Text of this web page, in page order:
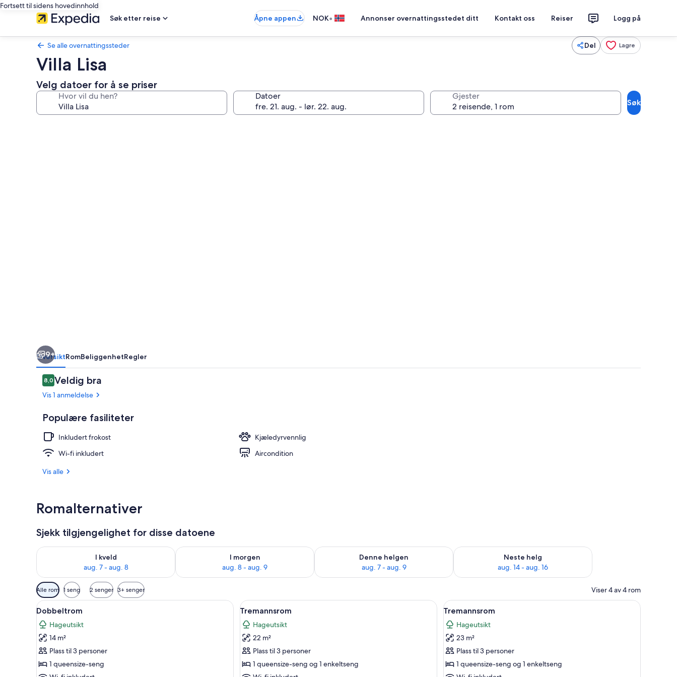
Fortsett til sidens hovedinnhold
Søk etter reise
Åpne appen NOK• Annonser overnattingsstedet ditt Kontakt oss Reiser Logg på
Se alle overnattingssteder Del Lagre
Villa Lisa
Velg datoer for å se priser
Hvor vil du hen? Datoer Gjester
Søk
9+
OversiktRomBeliggenhetRegler
Anmeldelser
8,08,0 av 10 –
Veldig bra
Vis 1 anmeldelse
Populære fasiliteter
Inkludert frokost
Kjæledyrvennlig
Wi-fi inkludert
Aircondition
Vis alle
Romalternativer
Sjekk tilgjengelighet for disse datoene
I kveld
aug. 7 - aug. 8
Sjekk tilgjengelighet for i kveld, aug. 7 - aug. 8
I morgen
aug. 8 - aug. 9
Sjekk tilgjengelighet for i morgen, aug. 8 - aug. 9
Denne helgen
aug. 7 - aug. 9
Sjekk tilgjengelighet for denne helgen, aug. 7 - aug. 9
Neste helg
aug. 14 - aug. 16
Sjekk tilgjengelighet for neste helg, aug. 14 - aug. 16
Tilgjengelige
filtre
for
rom
Alle rom 1 seng 2 senger 3+ senger Viser 4 av 4 rom
Åpne
alle
bildene
av
Dobbeltrom
Dobbeltrom | Safe på rommet, skrivebord, blendingsgardiner og barnesenger (inkludert)
5
Dobbeltrom
Hageutsikt
14 m²
Plass til 3 personer
1 queensize-seng
Åpne
alle
bildene
av
Tremannsrom
Tremannsrom | Safe på rommet, skrivebord, blendingsgardiner og barnesenger (inkludert)
1
Tremannsrom
Hageutsikt
22 m²
Plass til 3 personer
1 queensize-seng og 1 enkeltseng
Åpne
alle
bildene
av
Tremannsrom
Tremannsrom | Safe på rommet,
1
Tremannsrom
Hageutsikt
23 m²
Plass til 3 personer
1 queensize-seng og 1 enkeltseng